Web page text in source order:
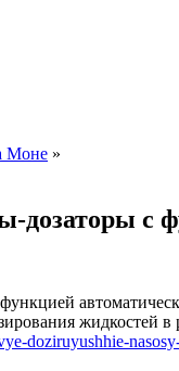
Моне »
дозаторы с
жидкостей
doziruyushhie-